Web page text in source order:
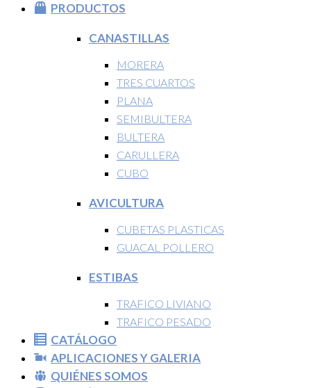
PRODUCTOS
CANASTILLAS
MORERA
TRES CUARTOS
PLANA
SEMIBULTERA
BULTERA
CARULLERA
CUBO
AVICULTURA
CUBETAS PLASTICAS
GUACAL POLLERO
ESTIBAS
TRAFICO LIVIANO
TRAFICO PESADO
CATÁLOGO
APLICACIONES Y GALERIA
QUIÉNES SOMOS